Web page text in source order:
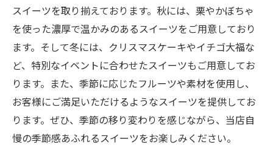
スイーツを取り揃えております。秋には、栗やかぼちゃ
を使った濃厚で温かみのあるスイーツをご用意しており
ます。そして冬には、クリスマスケーキやイチゴ大福な
ど、特別なイベントに合わせたスイーツもご用意してお
ります。また、季節に応じたフルーツや素材を使用し、
お客様にご満足いただけるようなスイーツを提供してお
ります。ぜひ、季節の移り変わりを感じながら、当店自
慢の季節感あふれるスイーツをお楽しみください。